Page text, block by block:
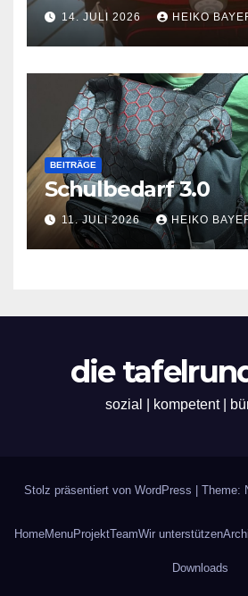
14. JULI 2026 HEIKO
BEITRÄGE
Schulbedarf 3.0
11. JULI 2026 HEIKO
die
sozial | kompetent |
Stolz präsentiert von WordPress Theme:
HomeMenuProjektTeamWir unterstützen
Downloads